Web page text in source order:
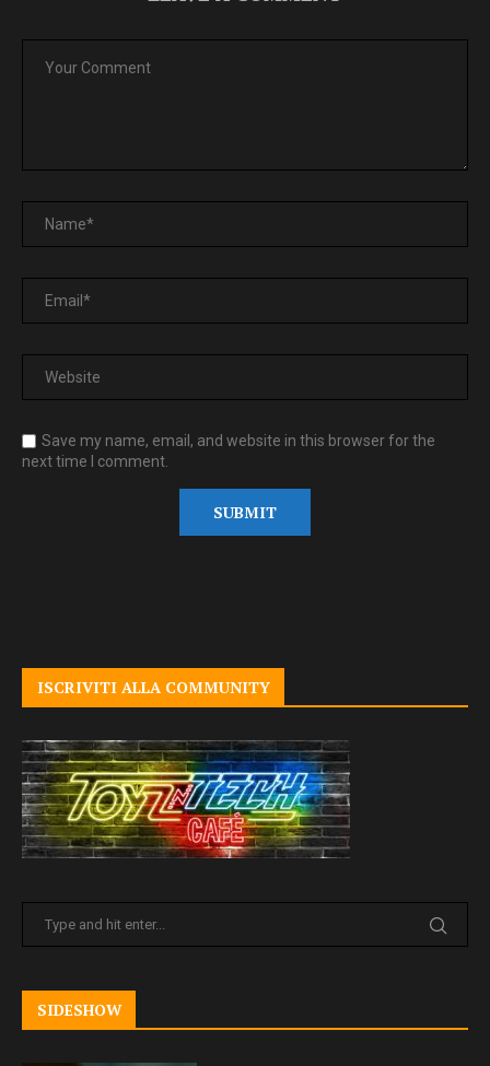
Save my name, email, and website in this browser for the
next time I comment.
ISCRIVITI ALLA COMMUNITY
SIDESHOW